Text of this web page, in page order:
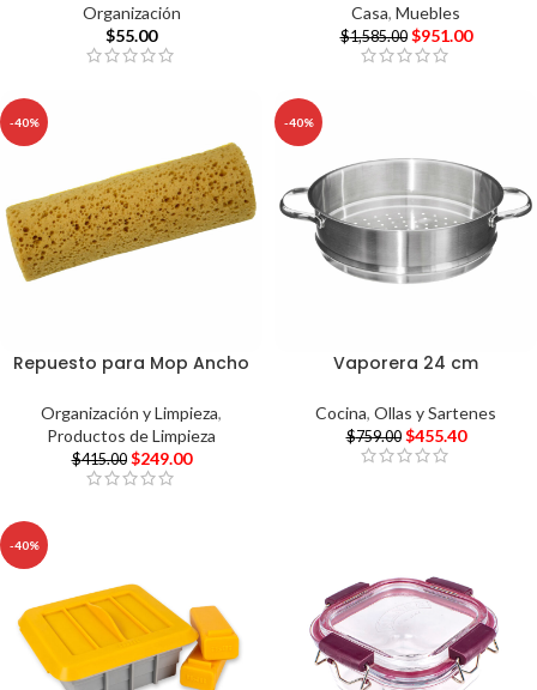
Organización
$55.00
Casa, Muebles
$1,585.00 $951.00
-40%
Repuesto para Mop Ancho
Organización y Limpieza,
Productos de Limpieza
$415.00 $249.00
-40%
Vaporera 24 cm
Cocina, Ollas y Sartenes
$759.00 $455.40
-40%